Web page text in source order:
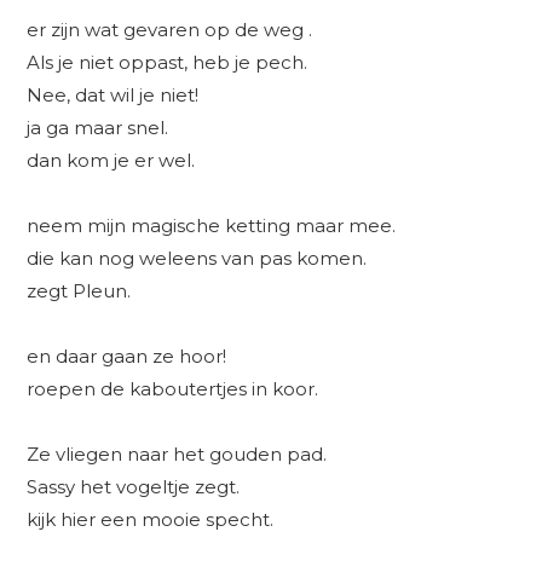
er zijn wat gevaren op de weg .
Als je niet oppast, heb je pech.
Nee, dat wil je niet!
ja ga maar snel.
dan kom je er wel.
neem mijn magische ketting maar mee.
die kan nog weleens van pas komen.
zegt Pleun.
en daar gaan ze hoor!
roepen de kaboutertjes in koor.
Ze vliegen naar het gouden pad.
Sassy het vogeltje zegt.
kijk hier een mooie specht.